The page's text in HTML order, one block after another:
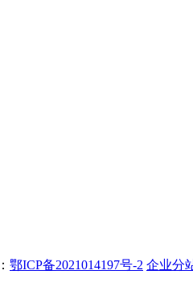
鄂ICP备2021014197号-2 企业分